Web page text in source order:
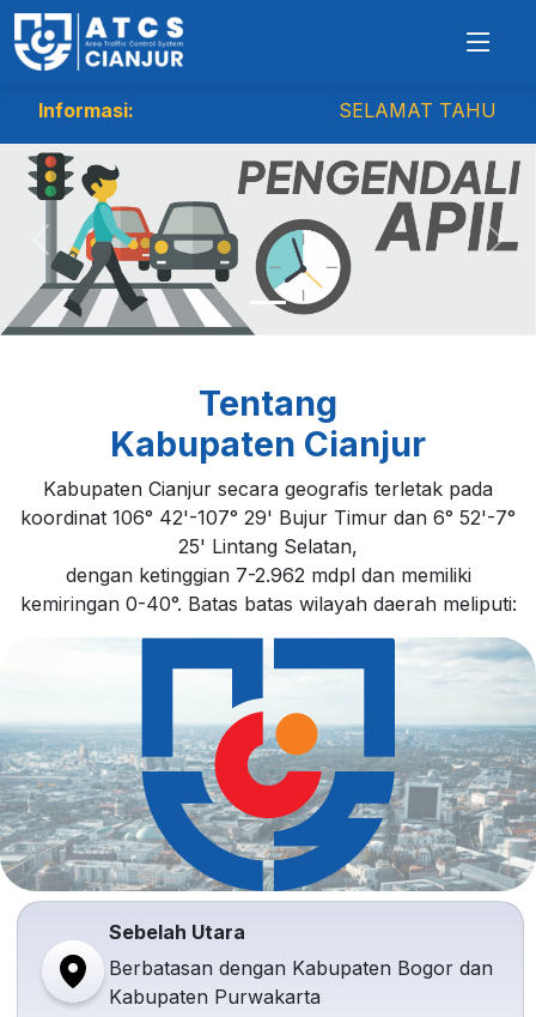
Informasi: SELAMAT TAHUN BARU
Previous Next
Tentang
Kabupaten Cianjur
Kabupaten Cianjur secara geografis terletak pada
koordinat 106° 42'-107° 29' Bujur Timur dan 6° 52'-7°
25' Lintang Selatan,
dengan ketinggian 7-2.962 mdpl dan memiliki
kemiringan 0-40°. Batas batas wilayah daerah meliputi:
Sebelah Utara
Berbatasan dengan Kabupaten Bogor dan
Kabupaten Purwakarta